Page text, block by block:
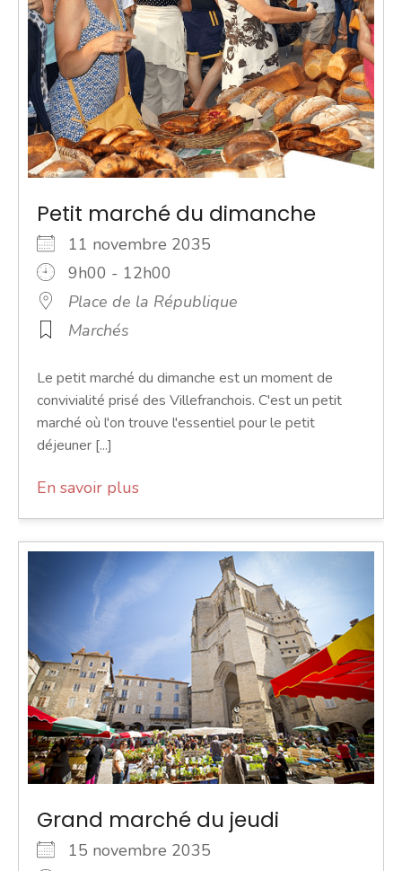
Petit marché du dimanche
11 novembre 2035
9h00 - 12h00
Place de la République
Marchés
Le petit marché du dimanche est un moment de
convivialité prisé des Villefranchois. C'est un petit
marché où l'on trouve l'essentiel pour le petit
déjeuner [...]
En savoir plus
Grand marché du jeudi
15 novembre 2035